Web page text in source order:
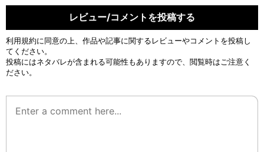
レビュー/コメントを投稿する
利用規約に同意の上、作品や記事に関するレビューやコメントを投稿し
てください。
投稿にはネタバレが含まれる可能性もありますので、閲覧時はご注意く
ださい。